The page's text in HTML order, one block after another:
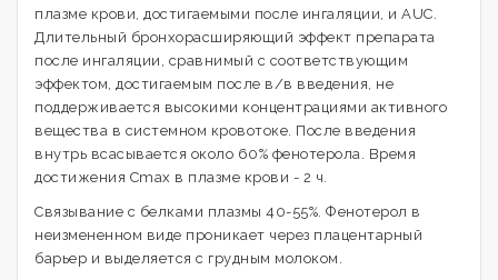
плазме крови, достигаемыми после ингаляции, и AUC.
Длительный бронхорасширяющий эффект препарата
после ингаляции, сравнимый с соответствующим
эффектом, достигаемым после в/в введения, не
поддерживается высокими концентрациями активного
вещества в системном кровотоке. После введения
внутрь всасывается около 60% фенотерола. Время
достижения Cmax в плазме крови - 2 ч.
Связывание с белками плазмы 40-55%. Фенотерол в
неизмененном виде проникает через плацентарный
барьер и выделяется с грудным молоком.